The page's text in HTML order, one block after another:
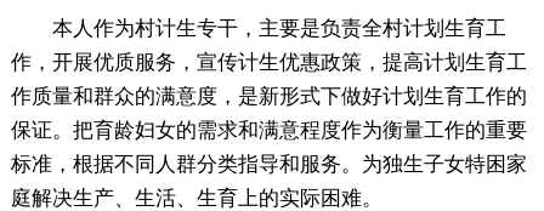
本人作为村计生专干，主要是负责全村计划生育工
作，开展优质服务，宣传计生优惠政策，提高计划生育工
作质量和群众的满意度，是新形式下做好计划生育工作的
保证。把育龄妇女的需求和满意程度作为衡量工作的重要
标准，根据不同人群分类指导和服务。为独生子女特困家
庭解决生产、生活、生育上的实际困难。